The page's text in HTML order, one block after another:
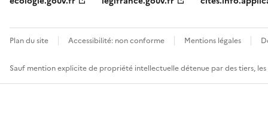
Plan du site Accessibilité: non conforme Mentions légales
Sauf mention explicite de propriété intellectuelle détenue par des tiers,